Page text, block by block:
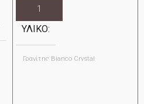
ΥΛΙΚΌ
Γρανίτης Bianco Crystal